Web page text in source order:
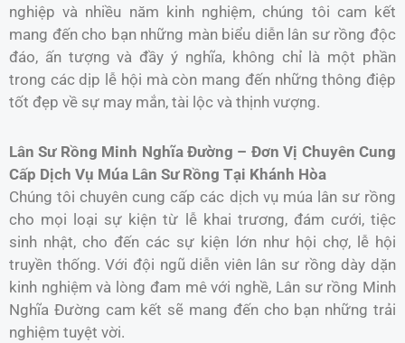
nghiệp và nhiều năm kinh nghiệm, chúng tôi cam kết
mang đến cho bạn những màn biểu diễn lân sư rồng độc
đáo, ấn tượng và đầy ý nghĩa, không chỉ là một phần
trong các dịp lễ hội mà còn mang đến những thông điệp
tốt đẹp về sự may mắn, tài lộc và thịnh vượng.
Lân Sư Rồng Minh Nghĩa Đường – Đơn Vị Chuyên Cung
Cấp Dịch Vụ Múa Lân Sư Rồng Tại Khánh Hòa
Chúng tôi chuyên cung cấp các dịch vụ múa lân sư rồng
cho mọi loại sự kiện từ lễ khai trương, đám cưới, tiệc
sinh nhật, cho đến các sự kiện lớn như hội chợ, lễ hội
truyền thống. Với đội ngũ diễn viên lân sư rồng dày dặn
kinh nghiệm và lòng đam mê với nghề, Lân sư rồng Minh
Nghĩa Đường cam kết sẽ mang đến cho bạn những trải
nghiệm tuyệt vời.